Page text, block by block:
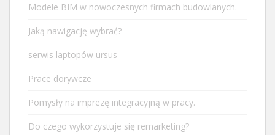
Modele BIM w nowoczesnych firmach budowlanych.
Jaką nawigację wybrać?
serwis laptopów ursus
Prace dorywcze
Pomysły na imprezę integracyjną w pracy.
Do czego wykorzystuje się remarketing?